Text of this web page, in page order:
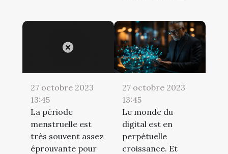
27 octobre 2023
13:45
La période
menstruelle est
très souvent assez
éprouvante pour
27 octobre 2023
13:45
Le monde du
digital est en
perpétuelle
croissance. Et